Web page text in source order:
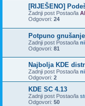
[RIJEŠENO]
Zadnji post Postao/la
Odgovori: 24
Potpuno
Zadnji post Postao/la
Odgovori: 81
Najbolja KDE
Zadnji post Postao/la
Odgovori: 2
KDE SC 4.13
Zadnji post Postao/la
Odgovori: 50